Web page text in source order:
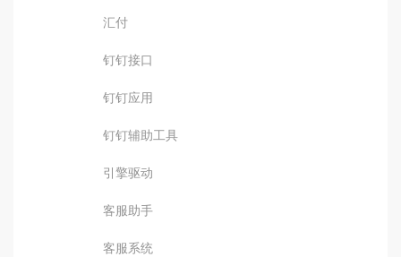
汇付
钉钉接口
钉钉应用
钉钉辅助工具
引擎驱动
客服助手
客服系统